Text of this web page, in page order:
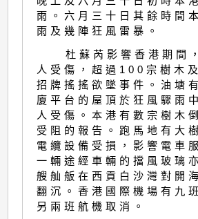
雨。六月三十日其餘時間
雨及幾陣狂風雷暴。
杜蘇芮影響香港期間
人受傷，超過100宗樹木
招牌搖搖欲墜事件。油塘
廈平台的屋頂於狂風驟雨
人受傷。本港有數宗樹木
受阻的報告。跑馬地有大
電纜設備受損，影響電車
一輛途經車輛的擋風玻璃
艘舢舨在西貢白沙灣對開
翻沉。香港國際機場有九
另兩班航機取消。